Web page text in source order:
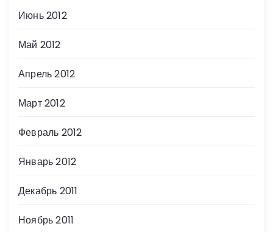
Июнь 2012
Май 2012
Апрель 2012
Март 2012
Февраль 2012
Январь 2012
Декабрь 2011
Ноябрь 2011